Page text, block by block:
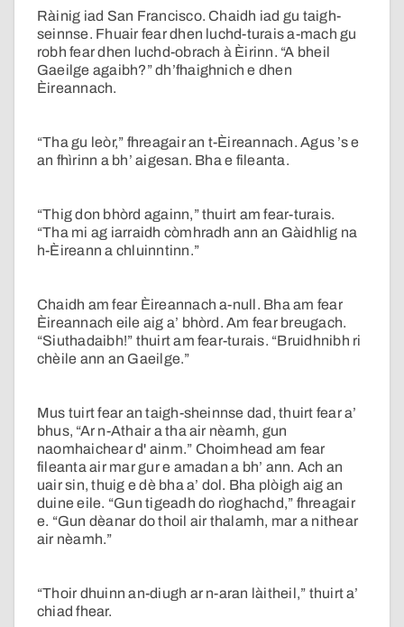
Ràinig iad San Francisco. Chaidh iad gu taigh-
seinnse. Fhuair fear dhen luchd-turais a-mach gu
robh fear dhen luchd-obrach à Èirinn. “A bheil
Gaeilge agaibh?” dh’fhaighnich e dhen
Èireannach.
“Tha gu leòr,” fhreagair an t-Èireannach. Agus ’s e
an fhìrinn a bh’ aigesan. Bha e fileanta.
“Thig don bhòrd againn,” thuirt am fear-turais.
“Tha mi ag iarraidh còmhradh ann an Gàidhlig na
h-Èireann a chluinntinn.”
Chaidh am fear Èireannach a-null. Bha am fear
Èireannach eile aig a’ bhòrd. Am fear breugach.
“Siuthadaibh!” thuirt am fear-turais. “Bruidhnibh ri
chèile ann an Gaeilge.”
Mus tuirt fear an taigh-sheinnse dad, thuirt fear a’
bhus, “Ar n-Athair a tha air nèamh, gun
naomhaichear d' ainm.” Choimhead am fear
fileanta air mar gur e amadan a bh’ ann. Ach an
uair sin, thuig e dè bha a’ dol. Bha plòigh aig an
duine eile. “Gun tigeadh do rìoghachd,” fhreagair
e. “Gun dèanar do thoil air thalamh, mar a nithear
air nèamh.”
“Thoir dhuinn an-diugh ar n-aran làitheil,” thuirt a’
chiad fhear.